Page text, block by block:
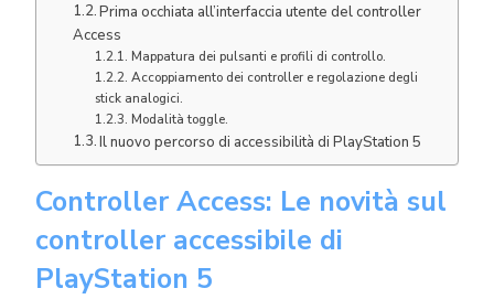
Prima occhiata all’interfaccia utente del controller
Access
Mappatura dei pulsanti e profili di controllo.
Accoppiamento dei controller e regolazione degli
stick analogici.
Modalità toggle.
Il nuovo percorso di accessibilità di PlayStation 5
Controller Access: Le novità sul
controller accessibile di
PlayStation 5